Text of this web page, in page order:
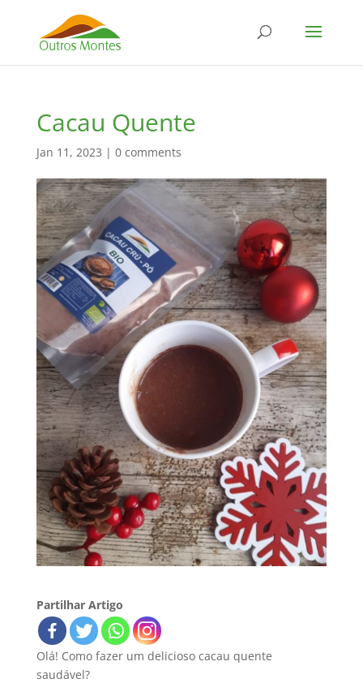
Cacau Quente
Jan 11, 2023 | 0 comments
Partilhar Artigo
Olá! Como fazer um delicioso cacau quente
saudável?